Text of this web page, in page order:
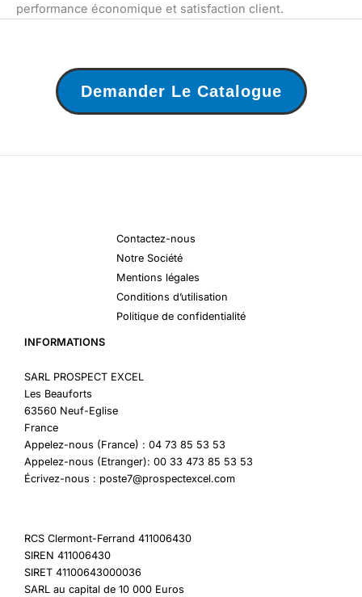
performance économique et satisfaction client.
Demander Le Catalogue
Contactez-nous
Notre Société
Mentions légales
Conditions d’utilisation
Politique de confidentialité
INFORMATIONS
SARL PROSPECT EXCEL
Les Beauforts
63560 Neuf-Eglise
France
Appelez-nous (France) : 04 73 85 53 53
Appelez-nous (Etranger): 00 33 473 85 53 53
Écrivez-nous : poste7@prospectexcel.com
RCS Clermont-Ferrand 411006430
SIREN 411006430
SIRET 41100643000036
SARL au capital de 10 000 Euros